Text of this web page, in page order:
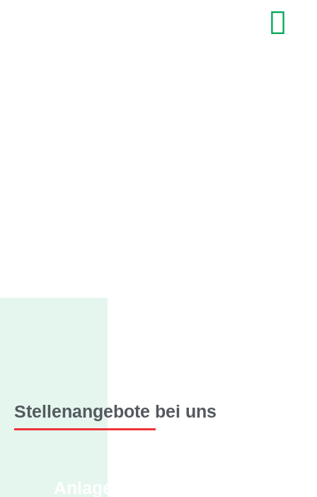
Stellenangebote bei uns
Anlagenmechaniker SHK